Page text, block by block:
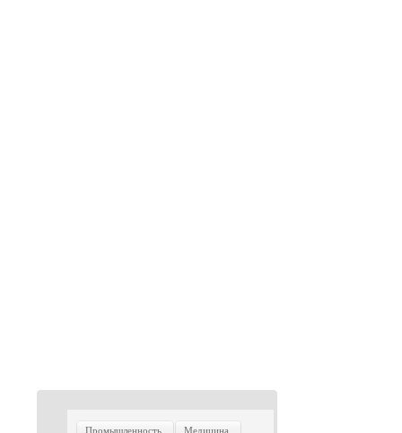
Промышленность
Медицина